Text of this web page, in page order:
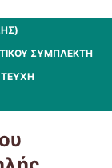
ΣΥΜΠΛΈΚΤΗ
ΤΕΥΧΗ